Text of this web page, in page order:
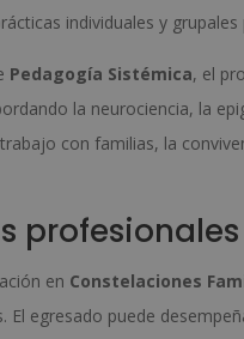
individuales y
Pedagogía Sistémica, el
la neurociencia, la
con familias, la
profesionales
en Constelaciones
El egresado puede